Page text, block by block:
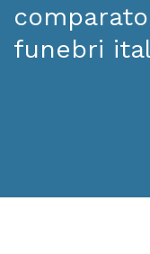
funebri